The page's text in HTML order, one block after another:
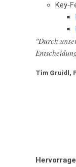
Key-
"Durch
Tim Gruidl,